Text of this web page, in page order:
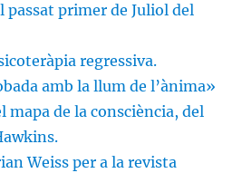
passat primer de Juliol del
regressiva.
amb la llum de l’ànima»
mapa de la consciència, del
Weiss per a la revista